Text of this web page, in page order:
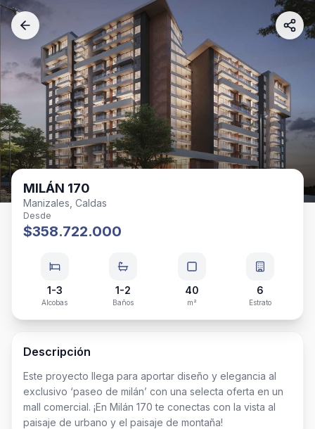
MILÁN 170
Manizales, Caldas
Desde
$358.722.000
1-3
Alcobas
1-2
Baños
40
m²
6
Estrato
Descripción
Este proyecto llega para aportar diseño y elegancia al
exclusivo ‘paseo de milán’ con una selecta oferta en un
mall comercial. ¡En Milán 170 te conectas con la vista al
paisaje de urbano y el paisaje de montaña!